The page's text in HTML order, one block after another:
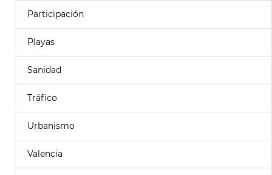
Participación
Playas
Sanidad
Tráfico
Urbanismo
Valencia